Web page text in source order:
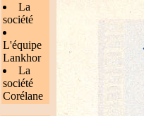
La
société
L'équipe
Lankhor
La
société
Corélane